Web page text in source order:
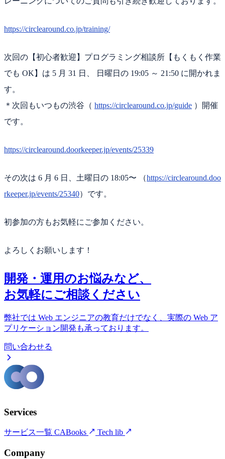
https://circlearound.co.jp/training/
次回の【初心者歓迎】プログラミング相談所【もくもく作業
でも OK】は 5 月 31 日、 日曜日の 19:05 ～ 21:50 に開かれま
す。
＊次回もいつもの渋谷（ https://circlearound.co.jp/guide ）開催
です。
https://circlearound.doorkeeper.jp/events/25339
その次は 6 月 6 日、土曜日の 18:05〜 （https://circlearound.doo
rkeeper.jp/events/25340）です。
初参加の方もお気軽にご参加ください。
よろしくお願いします！
開発・運用のお悩みなど、
お気軽にご相談ください
弊社では Web エンジニアの教育だけでなく、実際の Web ア
プリケーション開発も承っております。
問い合わせる
Services
サービス一覧 CABooks Tech lib
Company